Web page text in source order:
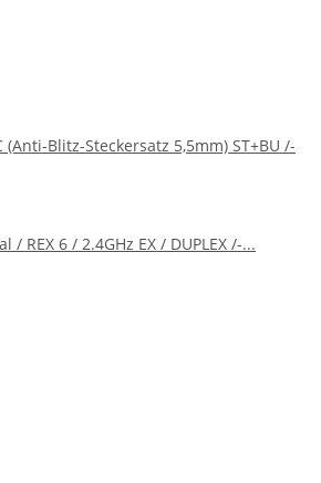
(Anti-Blitz-Steckersatz 5,5mm) ST+BU /-